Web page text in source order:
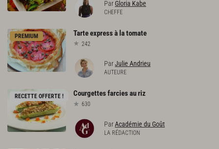
ParGloria Kabe
CHEFFE
PREMIUM Tarteexpressà latomate
242
ParJulie Andrieu
AUTEURE
RECETTE OFFERTE ! Courgettesfarciesauriz
630
ParAcadémie du Goût
LA RÉDACTION